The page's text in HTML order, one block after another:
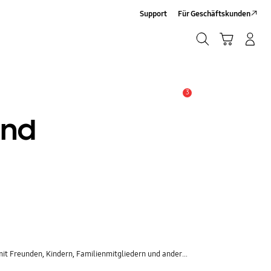
Support Für Geschäftskunden
3
Kindern, Familienmitgliedern und anderen Kontakten zu teilen